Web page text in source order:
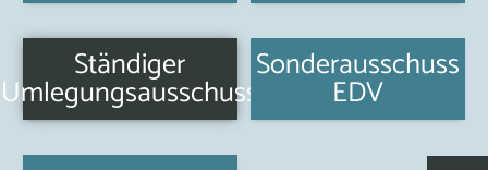
Ständiger
Umlegungsausschuss
Sonderausschuss
EDV